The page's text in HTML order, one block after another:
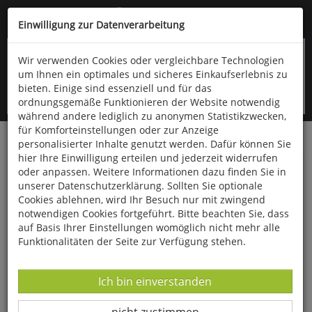
Kompletten Head der Seite überspringen
oder (06766) 9323-960
Startseite Bücher Geschichte Zeitgeschichte
Deutschland 1946
Einwilligung zur Datenverarbeitung
Wir verwenden Cookies oder vergleichbare Technologien
um Ihnen ein optimales und sicheres Einkaufserlebnis zu
bieten. Einige sind essenziell und für das
ordnungsgemäße Funktionieren der Website notwendig
während andere lediglich zu anonymen Statistikzwecken,
für Komforteinstellungen oder zur Anzeige
personalisierter Inhalte genutzt werden. Dafür können Sie
hier Ihre Einwilligung erteilen und jederzeit widerrufen
oder anpassen. Weitere Informationen dazu finden Sie in
unserer Datenschutzerklärung. Sollten Sie optionale
Cookies ablehnen, wird Ihr Besuch nur mit zwingend
notwendigen Cookies fortgeführt. Bitte beachten Sie, dass
auf Basis Ihrer Einstellungen womöglich nicht mehr alle
Funktionalitäten der Seite zur Verfügung stehen.
Datenverarbeitung -
Ich bin einverstanden